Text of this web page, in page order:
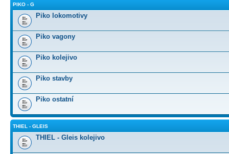
PIKO - G
Piko lokomotivy
Piko vagony
Piko kolejivo
Piko stavby
Piko ostatní
THIEL - GLEIS
THIEL - Gleis kolejivo